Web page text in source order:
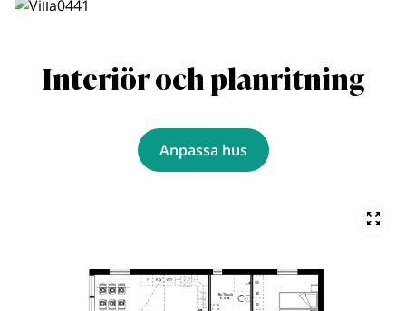
Interiör och planritning
Anpassa hus